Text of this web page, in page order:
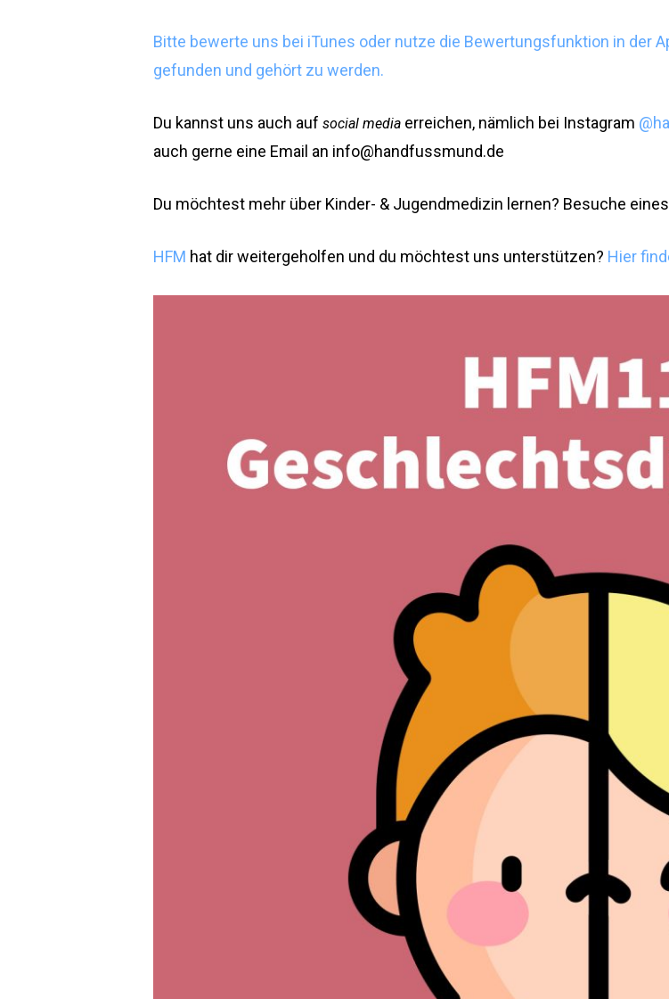
Bitte bewerte uns bei iTunes oder nutze die Bewertungsfunktion in der
gefunden und gehört zu werden.
Du kannst uns auch auf social media erreichen, nämlich bei Instagram
auch gerne eine Email an info@handfussmund.de
Du möchtest mehr über Kinder- & Jugendmedizin lernen? Besuche eines
HFM hat dir weitergeholfen und du möchtest uns unterstützen? Hier